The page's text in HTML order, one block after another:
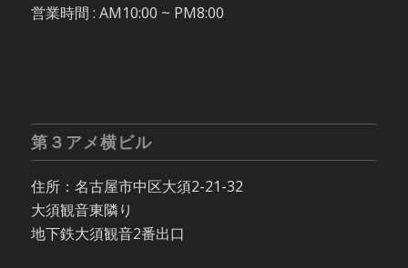
営業時間 : AM10:00 ~ PM8:00
第３アメ横ビル
住所：名古屋市中区大須2-21-32
大須観音東隣り
地下鉄大須観音2番出口